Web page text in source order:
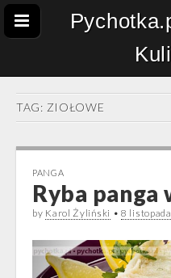
TAG: ZIOŁOWE
PANGA
Ryba panga
by Karol Żyliński •8